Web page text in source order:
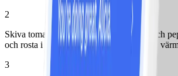
2
Skiva tomater och blanda med olja, salt och
och rosta i ugn ca 30 minuter. Sänk sedan
3